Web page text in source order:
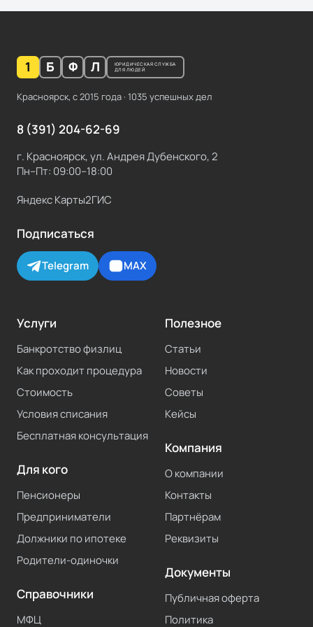
1 Б Ф Л
ЮРИДИЧЕСКАЯ СЛУЖБА
ДЛЯ ЛЮДЕЙ
Красноярск, с 2015 года · 1035 успешных дел
8 (391) 204-62-69
г. Красноярск, ул. Андрея Дубенского, 2
Пн–Пт: 09:00–18:00
Яндекс Карты2ГИС
Подписаться
Telegram MAX
Услуги
Банкротство физлиц
Как проходит процедура
Стоимость
Условия списания
Бесплатная консультация
Для кого
Пенсионеры
Предприниматели
Должники по ипотеке
Родители-одиночки
Справочники
МФЦ
Полезное
Статьи
Новости
Советы
Кейсы
Компания
О компании
Контакты
Партнёрам
Реквизиты
Документы
Публичная оферта
Политика